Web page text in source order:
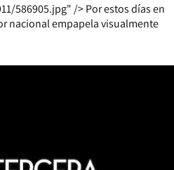
586905.jpg" /> Por estos días en
nacional empapela visualmente